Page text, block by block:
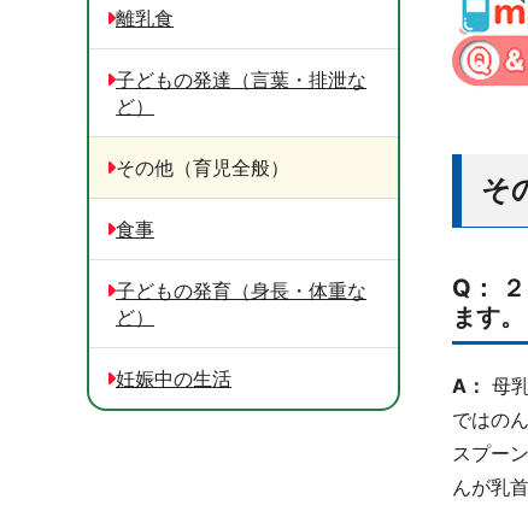
そ
Q：
ます。
A： 母
ではの
スプー
んが乳
離乳食
子どもの発達（言葉・排泄な
ど）
その他（育児全般）
食事
子どもの発育（身長・体重な
ど）
妊娠中の生活